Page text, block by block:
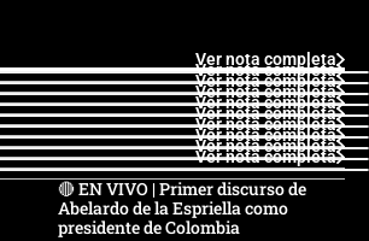
Ver nota completa
Ver nota completa
Ver nota completa
Ver nota completa
Ver nota completa
Ver nota completa
Ver nota completa
Ver nota completa
Ver nota completa
Ver nota completa
🔴 EN VIVO | Primer discurso de
Abelardo de la Espriella como
presidente de Colombia